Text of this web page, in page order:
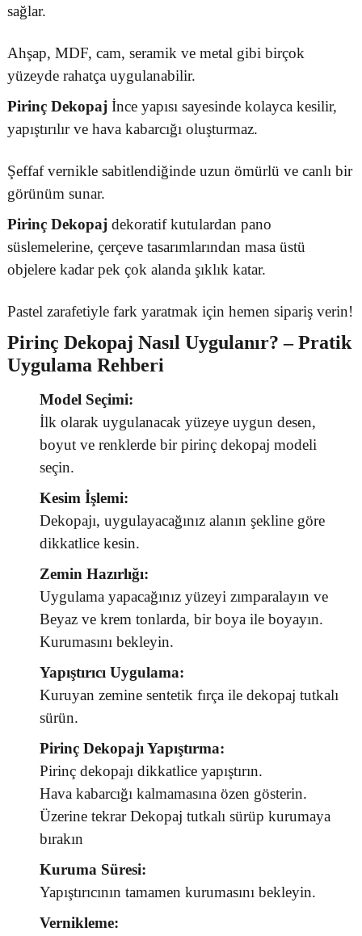
sağlar.
Ahşap, MDF, cam, seramik ve metal gibi birçok
yüzeyde rahatça uygulanabilir.
Pirinç Dekopaj İnce yapısı sayesinde kolayca kesilir,
yapıştırılır ve hava kabarcığı oluşturmaz.
Şeffaf vernikle sabitlendiğinde uzun ömürlü ve canlı bir
görünüm sunar.
Pirinç Dekopaj dekoratif kutulardan pano
süslemelerine, çerçeve tasarımlarından masa üstü
objelere kadar pek çok alanda şıklık katar.
Pastel zarafetiyle fark yaratmak için hemen sipariş verin!
Pirinç Dekopaj Nasıl Uygulanır? – Pratik
Uygulama Rehberi
Model Seçimi:
İlk olarak uygulanacak yüzeye uygun desen,
boyut ve renklerde bir pirinç dekopaj modeli
seçin.
Kesim İşlemi:
Dekopajı, uygulayacağınız alanın şekline göre
dikkatlice kesin.
Zemin Hazırlığı:
Uygulama yapacağınız yüzeyi zımparalayın ve
Beyaz ve krem tonlarda, bir boya ile boyayın.
Kurumasını bekleyin.
Yapıştırıcı Uygulama:
Kuruyan zemine sentetik fırça ile dekopaj tutkalı
sürün.
Pirinç Dekopajı Yapıştırma:
Pirinç dekopajı dikkatlice yapıştırın.
Hava kabarcığı kalmamasına özen gösterin.
Üzerine tekrar Dekopaj tutkalı sürüp kurumaya
bırakın
Kuruma Süresi:
Yapıştırıcının tamamen kurumasını bekleyin.
Vernikleme: